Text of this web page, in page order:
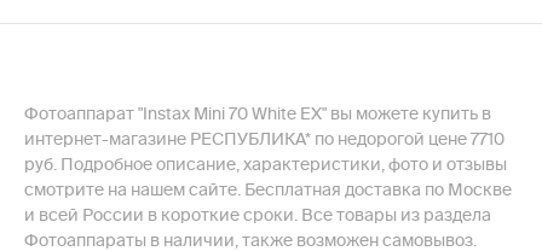
Фотоаппарат "Instax Mini 70 White EX" вы можете купить в
интернет-магазине РЕСПУБЛИКА* по недорогой цене 7710
руб. Подробное описание, характеристики, фото и отзывы
смотрите на нашем сайте. Бесплатная доставка по Москве
и всей России в короткие сроки. Все товары из раздела
Фотоаппараты в наличии, также возможен самовывоз.